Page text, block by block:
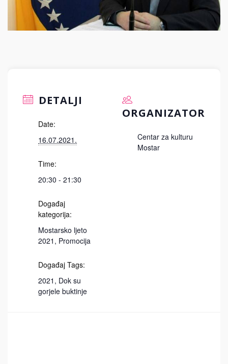
DETALJI
Date:
16.07.2021.
Time:
20:30 - 21:30
Događaj
kategorija:
Mostarsko ljeto
2021 , Promocija
Događaj Tags:
2021 , Dok su
gorjele buktinje
ORGANIZATOR
Centar za kulturu
Mostar